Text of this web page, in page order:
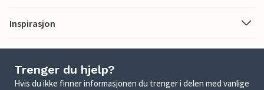
Inspirasjon
Trenger du hjelp?
Hvis du ikke finner informasjonen du trenger i delen med vanlige